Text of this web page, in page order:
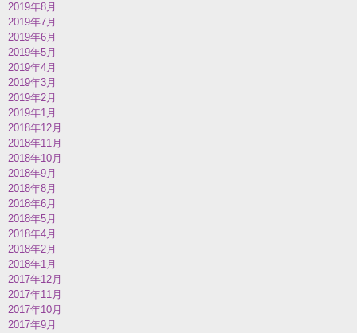
2019年8月
2019年7月
2019年6月
2019年5月
2019年4月
2019年3月
2019年2月
2019年1月
2018年12月
2018年11月
2018年10月
2018年9月
2018年8月
2018年6月
2018年5月
2018年4月
2018年2月
2018年1月
2017年12月
2017年11月
2017年10月
2017年9月